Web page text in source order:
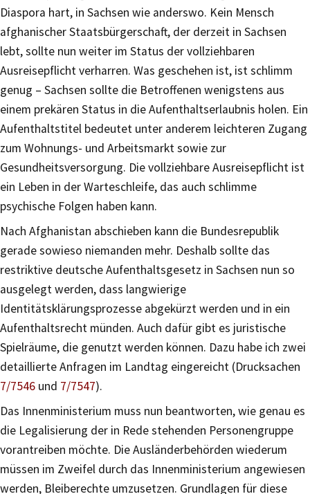
Diaspora hart, in Sachsen wie anderswo. Kein Mensch
afghanischer Staatsbürgerschaft, der derzeit in Sachsen
lebt, sollte nun weiter im Status der vollziehbaren
Ausreisepflicht verharren. Was geschehen ist, ist schlimm
genug – Sachsen sollte die Betroffenen wenigstens aus
einem prekären Status in die Aufenthaltserlaubnis holen. Ein
Aufenthaltstitel bedeutet unter anderem leichteren Zugang
zum Wohnungs- und Arbeitsmarkt sowie zur
Gesundheitsversorgung. Die vollziehbare Ausreisepflicht ist
ein Leben in der Warteschleife, das auch schlimme
psychische Folgen haben kann.
Nach Afghanistan abschieben kann die Bundesrepublik
gerade sowieso niemanden mehr. Deshalb sollte das
restriktive deutsche Aufenthaltsgesetz in Sachsen nun so
ausgelegt werden, dass langwierige
Identitätsklärungsprozesse abgekürzt werden und in ein
Aufenthaltsrecht münden. Auch dafür gibt es juristische
Spielräume, die genutzt werden können. Dazu habe ich zwei
detaillierte Anfragen im Landtag eingereicht (Drucksachen
7/7546 und 7/7547).
Das Innenministerium muss nun beantworten, wie genau es
die Legalisierung der in Rede stehenden Personengruppe
vorantreiben möchte. Die Ausländerbehörden wiederum
müssen im Zweifel durch das Innenministerium angewiesen
werden, Bleiberechte umzusetzen. Grundlagen für diese